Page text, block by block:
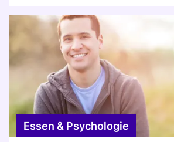
Essen & Psychologie